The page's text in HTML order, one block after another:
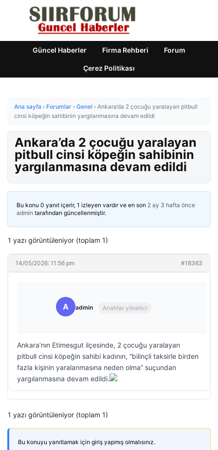
Güncel Haberler Firma Rehberi Forum
Çerez Politikası
Ana sayfa › Forumlar › Genel › Ankara’da 2 çocuğu yaralayan pitbull
cinsi köpeğin sahibinin yargılanmasına devam edildi
Ankara’da 2 çocuğu yaralayan
pitbull cinsi köpeğin sahibinin
yargılanmasına devam edildi
Bu konu 0 yanıt içerir, 1 izleyen vardır ve en son 2 ay 3 hafta önce
admin tarafından güncellenmiştir.
1 yazı görüntüleniyor (toplam 1)
14/05/2026: 11:56 pm #18363
A admin Anahtar yönetici
Ankara’nın Etimesgut ilçesinde, 2 çocuğu yaralayan
pitbull cinsi köpeğin sahibi kadının, “bilinçli taksirle birden
fazla kişinin yaralanmasına neden olma” suçundan
yargılanmasına devam edildi.
1 yazı görüntüleniyor (toplam 1)
Bu konuyu yanıtlamak için giriş yapmış olmalısınız.